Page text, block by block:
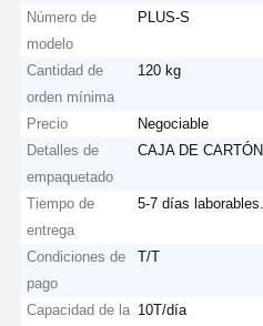
Número de
modelo
PLUS-S
Cantidad de
orden mínima
120 kg
Precio
Negociable
Detalles de
empaquetado
CAJA DE CARTÓN
Tiempo de
entrega
5-7 días laborables.
Condiciones de
pago
T/T
Capacidad de la 10T/día